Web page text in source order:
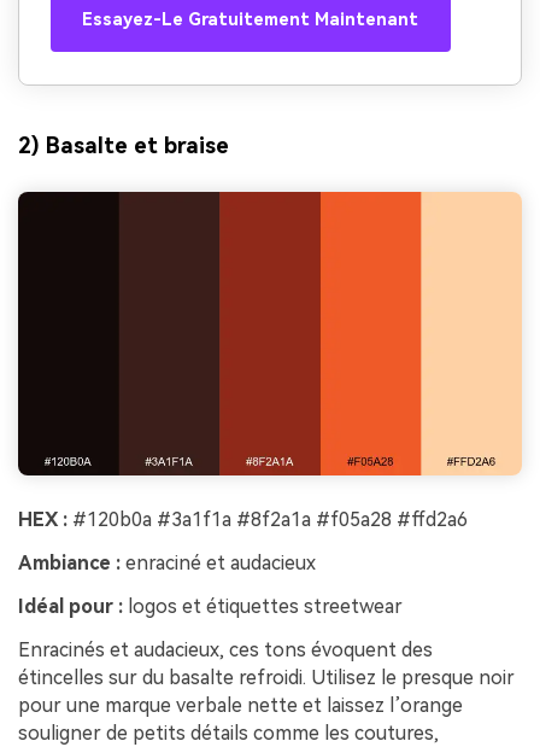
Essayez-Le Gratuitement Maintenant
2) Basalte et braise
HEX : #120b0a #3a1f1a #8f2a1a #f05a28 #ffd2a6
Ambiance : enraciné et audacieux
Idéal pour : logos et étiquettes streetwear
Enracinés et audacieux, ces tons évoquent des
étincelles sur du basalte refroidi. Utilisez le presque noir
pour une marque verbale nette et laissez l’orange
souligner de petits détails comme les coutures,